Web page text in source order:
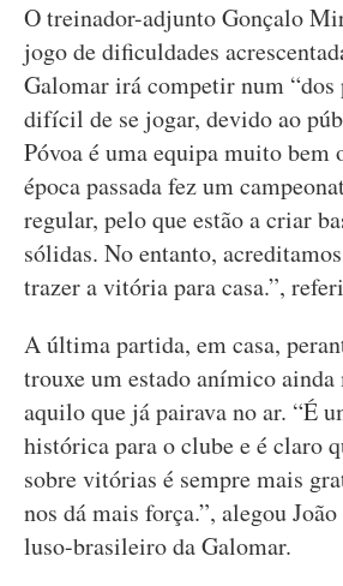
O treinador-adjunto Gonçalo
jogo de dificuldades
Galomar irá competir num “dos
difícil de se jogar, devido ao
Póvoa é uma equipa muito bem
época passada fez um
regular, pelo que estão a criar
sólidas. No entanto,
trazer a vitória para casa.”,
A última partida, em casa,
trouxe um estado anímico
aquilo que já pairava no ar. “É
histórica para o clube e é claro
sobre vitórias é sempre mais
nos dá mais força.”, alegou
luso-brasileiro da Galomar.